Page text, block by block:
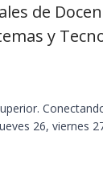
de
y
26, viernes